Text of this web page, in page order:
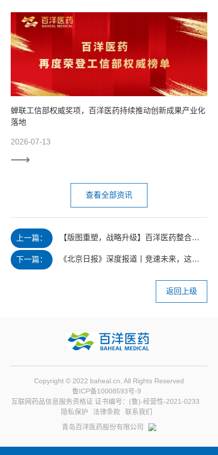
蝉联工信部权威奖项，百洋医药持续推动创新成果产业化
落地
2026-07-13
查看全部资讯
上一篇： 【版图重塑，战略升级】百洋医药整合百洋制药，开启医药产业化平台新篇章
下一篇： 《北京日报》深度报道丨竞速未来，这地押宝一件大事
返回上级
Copyright © 2022 baheal.cn, All Rights Reserved
鲁ICP备10008593号-9
互联网药品信息服务资格证 证书编号：(鲁)-经营性-2021-0233
隐私保护
法律条款
联系我们
青岛百洋医药股份有限公司